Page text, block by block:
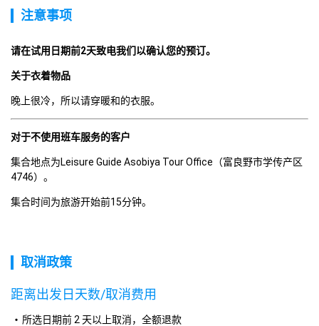
注意事项
请在试用日期前2天致电我们以确认您的预订。
关于衣着物品
晚上很冷，所以请穿暖和的衣服。
对于不使用班车服务的客户
集合地点为Leisure Guide Asobiya Tour Office（富良野市学传产区
4746）。
集合时间为旅游开始前15分钟。
取消政策
距离出发日天数/取消费用
所选日期前 2 天以上取消，全额退款